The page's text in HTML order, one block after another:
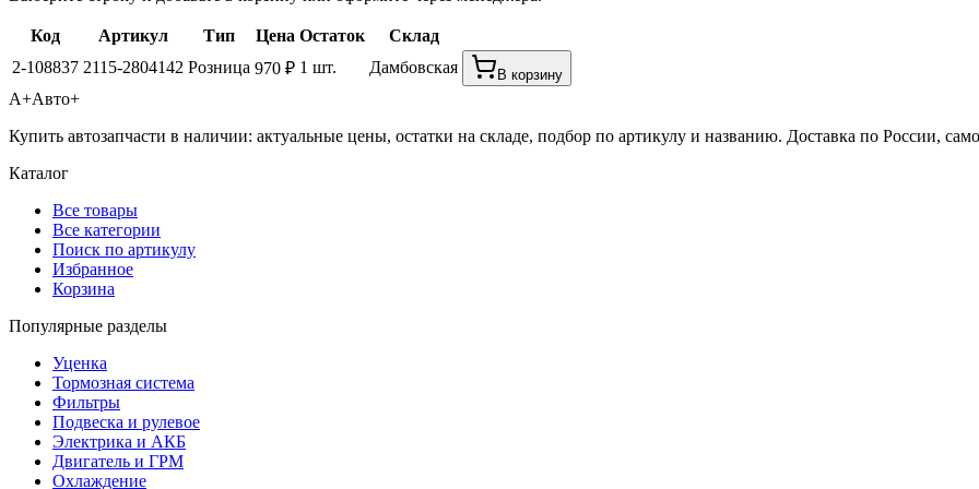
Код Артикул Тип Цена Остаток
Склад
2-108837 2115-2804142 Розница 970 ₽ 1 шт. Дамбовская В корзину
А+Авто+
Купить автозапчасти в наличии: актуальные цены, остатки на складе, подбор по артикулу и названию. Доставка по России,
Каталог
Все товары
Все категории
Поиск по артикулу
Избранное
Корзина
Популярные разделы
Уценка
Тормозная система
Фильтры
Подвеска и рулевое
Электрика и АКБ
Двигатель и ГРМ
Охлаждение